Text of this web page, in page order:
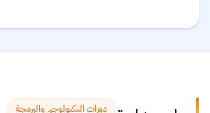
degrees from top-tier
to acquire in-demand
دورات التكنولوجيا والبرمجة